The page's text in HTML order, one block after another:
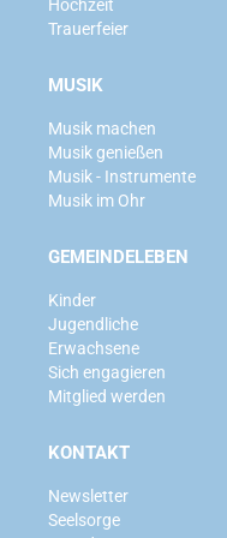
Hochzeit
Trauerfeier
MUSIK
Musik machen
Musik genießen
Musik - Instrumente
Musik im Ohr
GEMEINDELEBEN
Kinder
Jugendliche
Erwachsene
Sich engagieren
Mitglied werden
KONTAKT
Newsletter
Seelsorge